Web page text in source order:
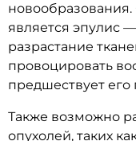
является эпулис
разрастание
провоцировать
предшествует
Также возможно
опухолей, таких